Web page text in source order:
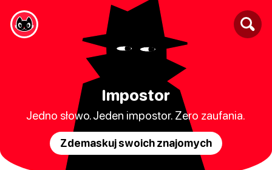
Impostor
Jedno słowo. Jeden impostor. Zero zaufania.
Zdemaskuj swoich znajomych